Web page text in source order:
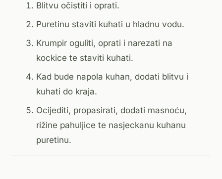
Blitvu očistiti i oprati.
Puretinu staviti kuhati u hladnu vodu.
Krumpir oguliti, oprati i narezati na
kockice te staviti kuhati.
Kad bude napola kuhan, dodati blitvu i
kuhati do kraja.
Ocijediti, propasirati, dodati masnoću,
rižine pahuljice te nasjeckanu kuhanu
puretinu.